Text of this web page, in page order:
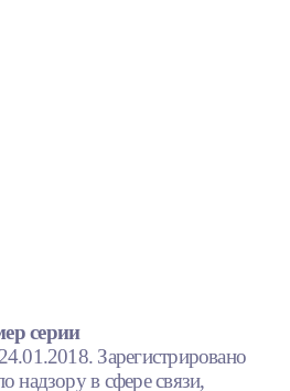
серии
Зарегистрировано
надзору в сфере связи,